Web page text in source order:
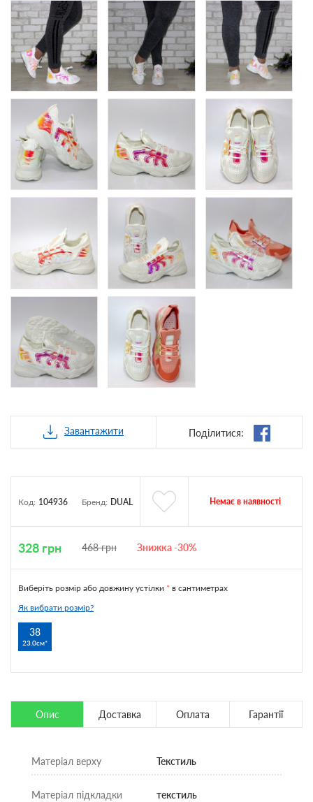
Завантажити Поділитися:
Код: 104936 Бренд: DUAL Немає в наявності
328 грн 468грн Знижка -30%
Виберіть розмір або довжину устілки * в сантиметрах
Як вибрати розмір?
38
23.0см
Опис Доставка Оплата Гарантії
Матеріал верху Текстиль
Матеріал підкладки текстиль